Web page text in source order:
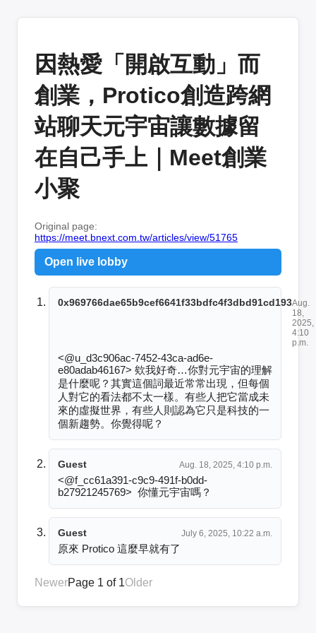
因熱愛「開啟互動」而
創業，Protico創造跨網
站聊天元宇宙讓數據留
在自己手上｜Meet創業
小聚
Original page:
https://meet.bnext.com.tw/articles/view/51765
Open live lobby
0x969766dae65b9cef6641f33bdfc4f3dbd91cd193Aug.
18,
2025,
4:10
p.m.
<@u_d3c906ac-7452-43ca-ad6e-
e80adab46167> 欸我好奇…你對元宇宙的理解
是什麼呢？其實這個詞最近常常出現，但每個
人對它的看法都不太一樣。有些人把它當成未
來的虛擬世界，有些人則認為它只是科技的一
個新趨勢。你覺得呢？
Guest Aug. 18, 2025, 4:10 p.m.
<@f_cc61a391-c9c9-491f-b0dd-
b27921245769>  你懂元宇宙嗎？
Guest July 6, 2025, 10:22 a.m.
原來 Protico 這麼早就有了
NewerPage 1 of 1Older